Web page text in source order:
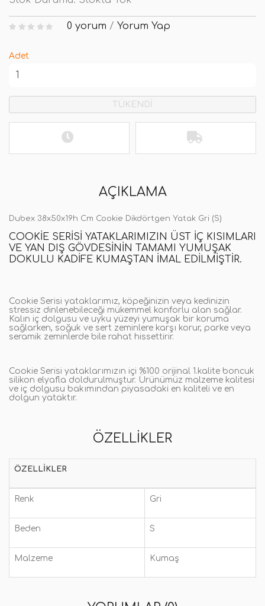
0 yorum / Yorum Yap
Adet
TÜKENDİ
AÇIKLAMA
Dubex 38x50x19h Cm Cookie Dikdörtgen Yatak Gri (S)
COOKIE SERISI YATAKLARIMIZIN ÜST IÇ KISIMLARI
VE YAN DIŞ GÖVDESININ TAMAMI YUMUŞAK
DOKULU KADIFE KUMAŞTAN IMAL EDILMIŞTIR.
Cookie Serisi yataklarımız, köpeğinizin veya kedinizin
stressiz dinlenebileceği mükemmel konforlu alan sağlar.
Kalın iç dolgusu ve uyku yüzeyi yumuşak bir koruma
sağlarken, soğuk ve sert zeminlere karşı korur, parke veya
seramik zeminlerde bile rahat hissettirir.
Cookie Serisi yataklarımızın içi %100 orijinal 1.kalite boncuk
silikon elyafla doldurulmuştur. Ürünümüz malzeme kalitesi
ve iç dolgusu bakımından piyasadaki en kaliteli ve en
dolgun yataktır.
ÖZELLIKLER
ÖZELLIKLER
Renk Gri
Beden S
Malzeme Kumaş